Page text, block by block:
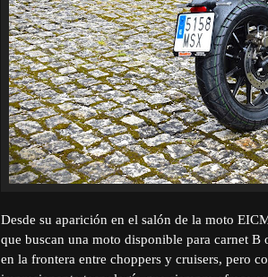
Desde su aparición en el salón de la moto
que buscan una moto disponible para carnet B
en la frontera entre choppers y cruisers, pero